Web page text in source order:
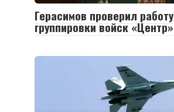
Герасимов проверил работу
группировки войск «Центр»